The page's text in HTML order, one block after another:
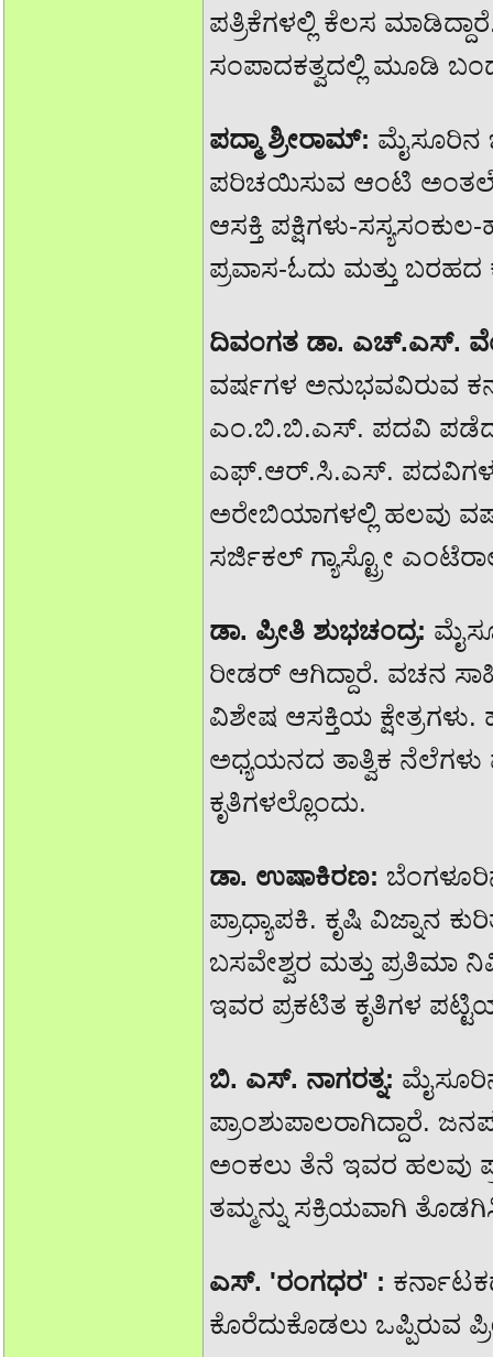
ಪತ್ರಿಕೆಗಳಲ್ಲಿ ಕೆಲಸ
ಸಂಪಾದಕತ್ವದಲ್ಲಿ ಮೂಡಿ
ಪದ್ಮಾ ಶ್ರೀರಾಮ್: ಮೈಸೂರಿನ
ಪರಿಚಯಿಸುವ ಆಂಟಿ ಅಂತಲೇ
ಆಸಕ್ತಿ ಪಕ್ಷಿಗಳು-
ಪ್ರವಾಸ-ಓದು ಮತ್ತು
ದಿವಂಗತ ಡಾ. ಎಚ್.ಎಸ್.
ವರ್ಷಗಳ ಅನುಭವವಿರುವ
ಎಂ.ಬಿ.ಬಿ.ಎಸ್. ಪದವಿ ಪಡೆದ
ಎಫ್.ಆರ್.ಸಿ.ಎಸ್.
ಅರೇಬಿಯಾಗಳಲ್ಲಿ ಹಲವು
ಸರ್ಜಿಕಲ್ ಗ್ಯಾಸ್ಟ್ರೋ
ಡಾ. ಪ್ರೀತಿ ಶುಭಚಂದ್ರ:
ರೀಡರ್ ಆಗಿದ್ದಾರೆ. ವಚನ
ವಿಶೇಷ ಆಸಕ್ತಿಯ
ಅಧ್ಯಯನದ ತಾತ್ವಿಕ
ಕೃತಿಗಳಲ್ಲೊಂದು.
ಡಾ. ಉಷಾಕಿರಣ:
ಪ್ರಾಧ್ಯಾಪಕಿ. ಕೃಷಿ ವಿಜ್ನಾನ
ಬಸವೇಶ್ವರ ಮತ್ತು
ಇವರ ಪ್ರಕಟಿತ ಕೃತಿಗಳ
ಬಿ. ಎಸ್. ನಾಗರತ್ನ:
ಅಂಕಲು ತೆನೆ ಇವರ ಹಲವು
ತಮ್ಮನ್ನು ಸಕ್ರಿಯವಾಗಿ
ಎಸ್. 'ರಂಗಧರ' :
ಕೊರೆದುಕೊಡಲು ಒಪ್ಪಿರುವ